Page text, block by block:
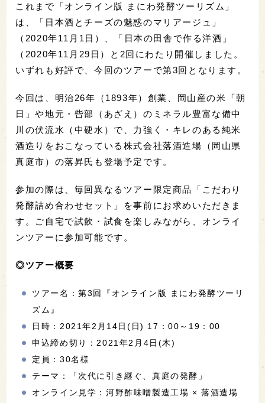
これまで「オンライン版 まにわ発酵ツーリズム」
は、「日本酒とチーズの魅惑のマリアージュ」
（2020年11月1日）、「日本の田舎で作る洋酒」
（2020年11月29日）と2回にわたり開催しました。
いずれも好評で、今回のツアーで第3回となります。
今回は、明治26年（1893年）創業、岡山産の米「朝
日」や地元・呰部（あざえ）のミネラル豊富な備中
川の伏流水（中硬水）で、力強く・キレのある純米
酒造りをおこなっている株式会社落酒造場（岡山県
真庭市）の落昇氏も登場予定です。
参加の際は、毎回異なるツアー限定商品「こだわり
発酵詰め合わせセット」を事前にお求めいただきま
す。ご自宅で試飲・試食を楽しみながら、オンライ
ンツアーに参加可能です。
◎ツアー概要
ツアー名：第3回『オンライン版 まにわ発酵ツーリ
ズム』
日時：2021年2月14日(日) 17：00～19：00
申込締め切り：2021年2月4日(木)
定員：30名様
テーマ：「次代に引き継ぐ、真庭の発酵」
オンライン見学：河野酢味噌製造工場 × 落酒造場